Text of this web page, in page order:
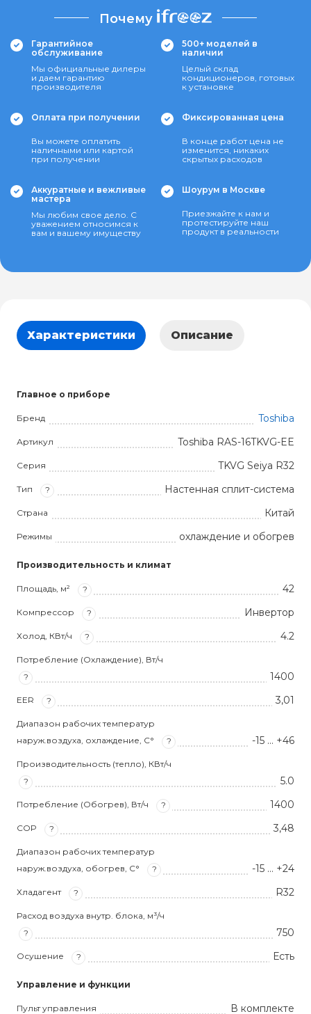
Почему
Гарантийное
обслуживание
Мы официальные дилеры
и даем гарантию
производителя
500+ моделей в
наличии
Целый склад
кондиционеров, готовых
к установке
Оплата при получении
Вы можете оплатить
наличными или картой
при получении
Фиксированная цена
В конце работ цена не
изменится, никаких
скрытых расходов
Аккуратные и вежливые
мастера
Мы любим свое дело. С
уважением относимся к
вам и вашему имуществу
Шоурум в Москве
Приезжайте к нам и
протестируйте наш
продукт в реальности
Характеристики Описание
Главное о приборе
Бренд Toshiba
Артикул Toshiba RAS-16TKVG-EE
Серия TKVG Seiya R32
Тип ? Настенная сплит-система
Страна Китай
Режимы охлаждение и обогрев
Производительность и климат
Площадь, м² ? 42
Компрессор ? Инвертор
Холод, КВт/ч ? 4.2
Потребление (Охлаждение), Вт/ч
?
1400
EER ? 3,01
Диапазон рабочих температур
наруж.воздуха, охлаждение, С°
? -15 … +46
Производительность (тепло), КВт/ч
?
5.0
Потребление (Обогрев), Вт/ч ? 1400
COP ? 3,48
Диапазон рабочих температур
наруж.воздуха, обогрев, С°
? -15 … +24
Хладагент ? R32
Расход воздуха внутр. блока, м³/ч
?
750
Осушение ? Есть
Управление и функции
Пульт управления В комплекте